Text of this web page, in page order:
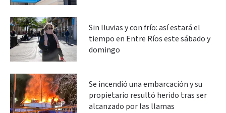
Sin lluvias y con frío: así estará el
tiempo en Entre Ríos este sábado y
domingo
Se incendió una embarcación y su
propietario resultó herido tras ser
alcanzado por las llamas